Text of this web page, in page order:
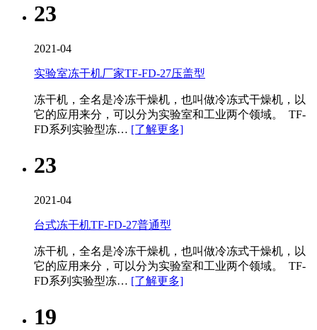
23
2021-04
实验室冻干机厂家TF-FD-27压盖型
冻干机，全名是冷冻干燥机，也叫做冷冻式干燥机，以
它的应用来分，可以分为实验室和工业两个领域。 TF-
FD系列实验型冻… [了解更多]
23
2021-04
台式冻干机TF-FD-27普通型
冻干机，全名是冷冻干燥机，也叫做冷冻式干燥机，以
它的应用来分，可以分为实验室和工业两个领域。 TF-
FD系列实验型冻… [了解更多]
19